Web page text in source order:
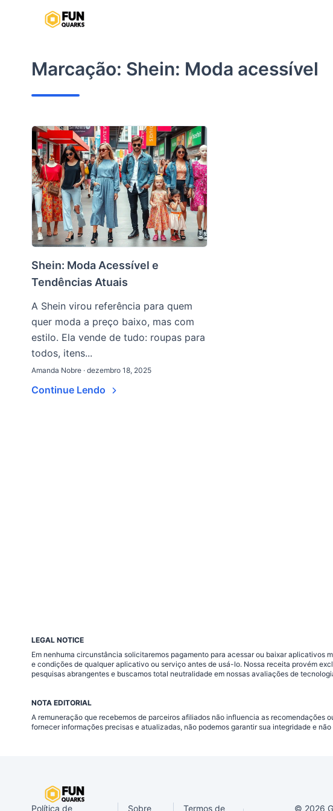
conteúdoMarcação: Shein: Moda acessível
Shein: Moda Acessível e
Tendências Atuais
A Shein virou referência para quem
quer moda a preço baixo, mas com
estilo. Ela vende de tudo: roupas para
todos, itens...
Amanda Nobre · dezembro 18, 2025
Continue Lendo
LEGAL NOTICE
Em nenhuma circunstância solicitaremos pagamento para acessar ou baixar
e condições de qualquer aplicativo ou serviço antes de usá-lo. Nossa receita provém
pesquisas abrangentes e buscamos total neutralidade em nossas avaliações de
NOTA EDITORIAL
A remuneração que recebemos de parceiros afiliados não influencia as recomendações
fornecer informações precisas e atualizadas, não podemos garantir sua integridade e
Política de Sobre Termos de © 2026 G